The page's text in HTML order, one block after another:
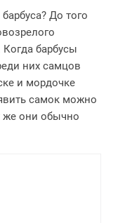
До того
барбусы
них самцов
и мордочке
самок можно
же они обычно